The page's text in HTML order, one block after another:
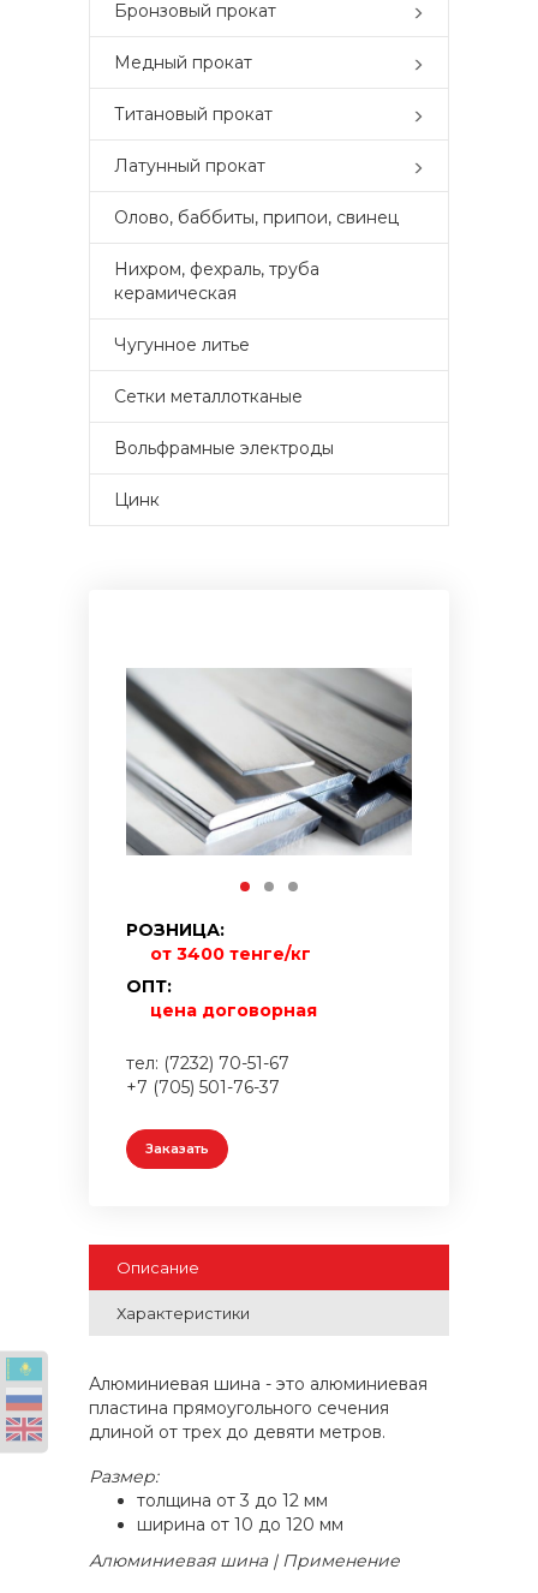
Бронзовый прокат
Медный прокат
Титановый прокат
Латунный прокат
Олово, баббиты, припои, свинец
Нихром, фехраль, труба
керамическая
Чугунное литье
Сетки металлотканые
Вольфрамные электроды
Цинк
РОЗНИЦА:
от 3400 тенге/кг
ОПТ:
цена договорная
тел: (7232) 70-51-67
+7 (705) 501-76-37
Заказать
Описание
Характеристики
Алюминиевая шина - это алюминиевая
пластина прямоугольного сечения
длиной от трех до девяти метров.
Размер:
толщина от 3 до 12 мм
ширина от 10 до 120 мм
Алюминиевая шина | Применение